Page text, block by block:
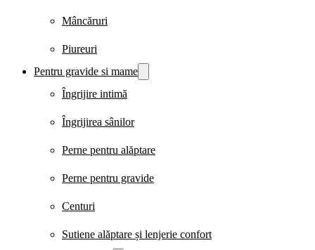
Mâncăruri
Piureuri
Pentru gravide si mame
Îngrijire intimă
Îngrijirea sânilor
Perne pentru alăptare
Perne pentru gravide
Centuri
Sutiene alăptare și lenjerie confort